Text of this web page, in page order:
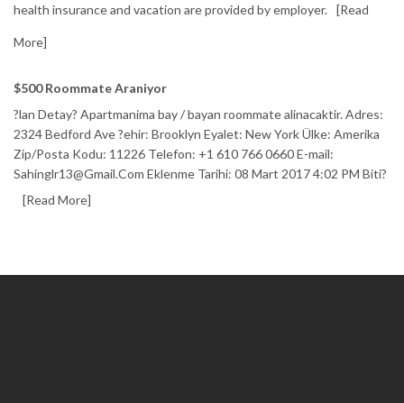
health insurance and vacation are provided by employer. [Read
More]
$500 Roommate Araniyor
?lan Detay? Apartmanima bay / bayan roommate alinacaktir. Adres:
2324 Bedford Ave ?ehir: Brooklyn Eyalet: New York Ülke: Amerika
Zip/Posta Kodu: 11226 Telefon: +1 610 766 0660 E-mail:
Sahinglr13@Gmail.Com Eklenme Tarihi: 08 Mart 2017 4:02 PM Biti?
[Read More]